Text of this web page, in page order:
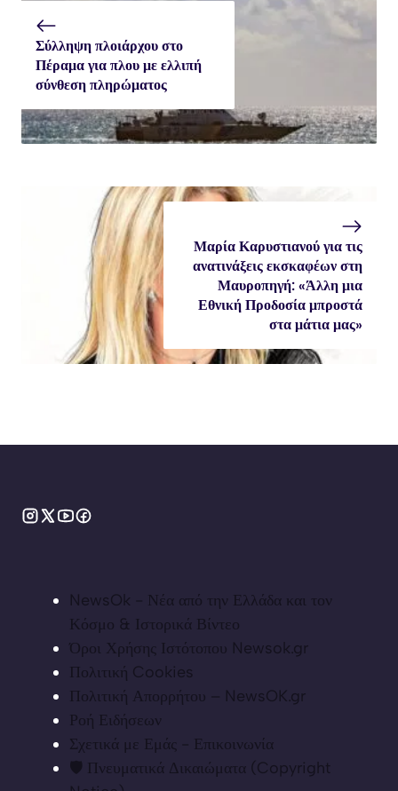
Σύλληψη πλοιάρχου στο
Πέραμα για πλου με ελλιπή
σύνθεση πληρώματος
Μαρία Καρυστιανού για τις
ανατινάξεις εκσκαφέων στη
Μαυροπηγή: «Άλλη μια
Εθνική Προδοσία μπροστά
στα μάτια μας»
NewsOk - Νέα από την Ελλάδα και τον
Κόσμο & Ιστορικά Βίντεο
Όροι Χρήσης Ιστότοπου Newsok.gr
Πολιτική Cookies
Πολιτική Απορρήτου – NewsOK.gr
Ροή Ειδήσεων
Σχετικά με Εμάς - Επικοινωνία
🛡️ Πνευματικά Δικαιώματα (Copyright